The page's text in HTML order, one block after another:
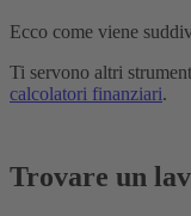
Ecco come viene
Ti servono altri
calcolatori finanziari.
Trovare un